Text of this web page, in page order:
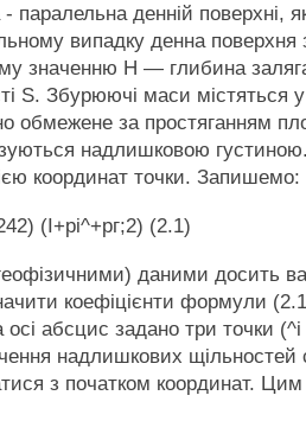
паралельна денній поверхні,
випадку денна поверхня
значенню Н — глибина
S. Збурюючі маси містяться
обмежене за простяганням
надлишковою
координат точки. Запишемо:
(І+рі^+рг;2) (2.1)
даними досить
коефіцієнти формули
осі абсцис задано три точки
надлишкових щільностей
з початком координат.